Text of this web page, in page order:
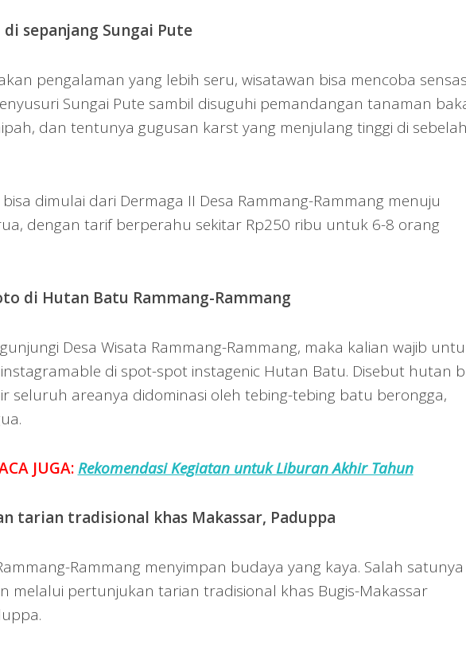
sepanjang Sungai Pute
pengalaman yang lebih seru, wisatawan bisa mencoba
Sungai Pute sambil disuguhi pemandangan tanaman
dan tentunya gugusan karst yang menjulang tinggi di
dimulai dari Dermaga II Desa Rammang-Rammang menuju
dengan tarif berperahu sekitar Rp250 ribu untuk 6-8 orang
di Hutan Batu Rammang-Rammang
Desa Wisata Rammang-Rammang, maka kalian wajib
di spot-spot instagenic Hutan Batu. Disebut hutan
seluruh areanya didominasi oleh tebing-tebing batu berongga,
JUGA: Rekomendasi Kegiatan untuk Liburan Akhir Tahun
tarian tradisional khas Makassar, Paduppa
Rammang menyimpan budaya yang kaya. Salah satunya
melalui pertunjukan tarian tradisional khas Bugis-Makassar